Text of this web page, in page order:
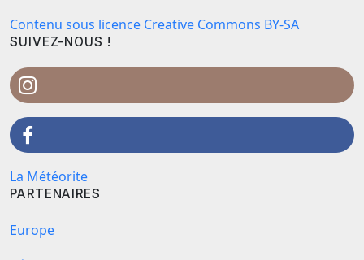
Contenu sous licence Creative Commons BY-SA
SUIVEZ-NOUS !
La Météorite
PARTENAIRES
Europe